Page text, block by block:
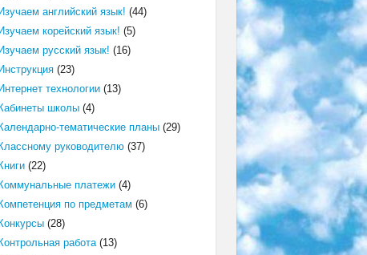
Изучаем английский язык! (44)
Изучаем корейский язык! (5)
Изучаем русский язык! (16)
Инструкция(23)
Интернет технологии(13)
Кабинеты школы(4)
Календарно-тематические планы(29)
Классному руководителю(37)
Книги(22)
Коммунальные платежи(4)
Компетенция по предметам (6)
Конкурсы(28)
Контрольная работа(13)